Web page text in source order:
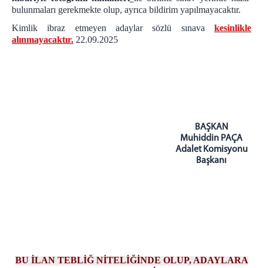
bulunmaları gerekmekte olup, ayrıca bildirim yapılmayacaktır.
Kimlik ibraz etmeyen adaylar sözlü sınava kesinlikle
alınmayacaktır. 22.09.2025
BAŞKAN
Muhiddin PAÇA
Adalet Komisyonu
Başkanı
BU İLAN TEBLİĞ NİTELİĞİNDE OLUP, ADAYLARA